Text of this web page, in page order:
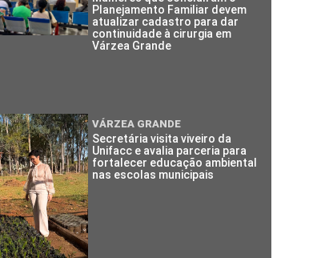
Planejamento Familiar devem
atualizar cadastro para dar
continuidade à cirurgia em
Várzea Grande
VÁRZEA GRANDE
Secretária visita viveiro da
Unifacc e avalia parceria para
fortalecer educação ambiental
nas escolas municipais